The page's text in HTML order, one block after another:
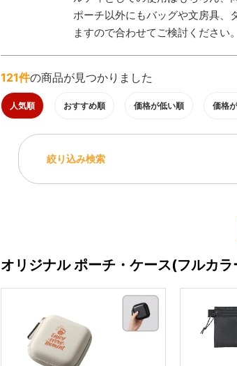
ポーチ以外にもバッグや文房具、
ますので合わせてご検討ください。
121件の商品が見つかりました
人気順 おすすめ順 価格が低い順 価格
絞り込み検索
オリジナル ポーチ・ケース(フルカ